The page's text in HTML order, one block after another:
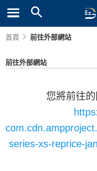
首頁 前往外部網站
前往外部網站
您將前往
series-xs-reprice-